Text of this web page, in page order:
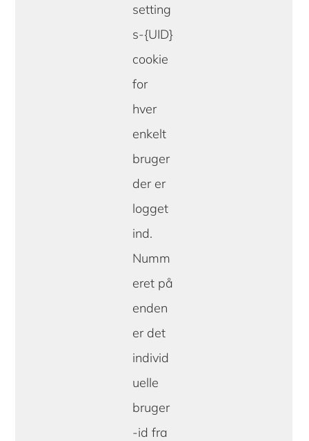
setting
s-{UID}
cookie
for
hver
enkelt
bruger
der er
logget
ind.
Numm
eret på
enden
er det
individ
uelle
bruger
-id fra